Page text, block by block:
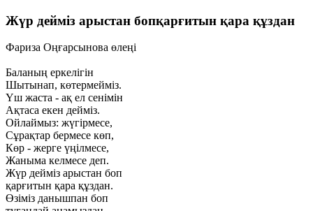
Жүр дейміз арыстан бопқарғитын қара құздан
Фариза Оңғарсынова өлеңі
Баланың еркелігін
Шытынап, көтермейміз.
Үш жаста - ақ ел сенімін
Ақтаса екен дейміз.
Ойлаймыз: жүгірмесе,
Сұрақтар бермесе көп,
Көр - жерге үңілмесе,
Жаныма келмесе деп.
Жүр дейміз арыстан боп
қарғитын қара құздан.
Өзіміз данышпан боп